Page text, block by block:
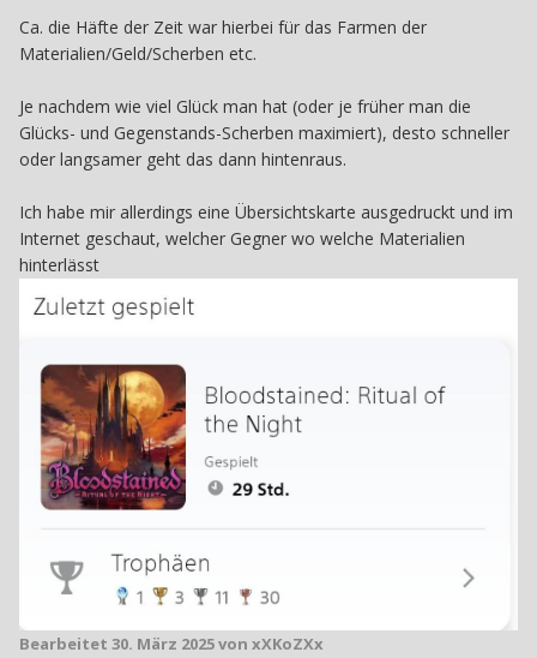
Ca. die Häfte der Zeit war hierbei für das Farmen der
Materialien/Geld/Scherben etc.
Je nachdem wie viel Glück man hat (oder je früher man die
Glücks- und Gegenstands-Scherben maximiert), desto schneller
oder langsamer geht das dann hintenraus.
Ich habe mir allerdings eine Übersichtskarte ausgedruckt und im
Internet geschaut, welcher Gegner wo welche Materialien
hinterlässt
Bearbeitet 30. März 2025von xXKoZXx